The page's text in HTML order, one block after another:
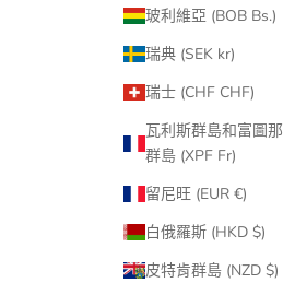
玻利維亞 (BOB Bs.)
瑞典 (SEK kr)
瑞士 (CHF CHF)
瓦利斯群島和富圖那
群島 (XPF Fr)
留尼旺 (EUR €)
白俄羅斯 (HKD $)
皮特肯群島 (NZD $)